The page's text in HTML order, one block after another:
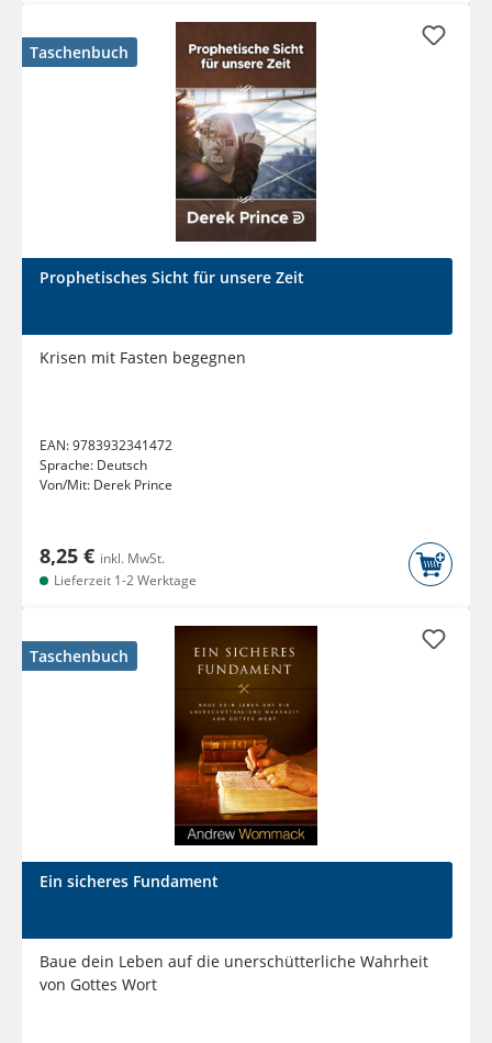
Taschenbuch
Prophetisches Sicht für unsere Zeit
Krisen mit Fasten begegnen
EAN:9783932341472
Sprache: Deutsch
Von/Mit: Derek Prince
8,25 € inkl. MwSt.
Lieferzeit 1-2 Werktage
Taschenbuch
Ein sicheres Fundament
Baue dein Leben auf die unerschütterliche Wahrheit
von Gottes Wort